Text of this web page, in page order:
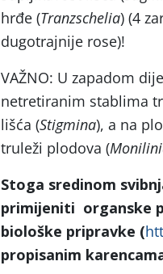
hrđe (Tranzschelia) (4
dugotrajnije rose)!
VAŽNO: U zapadom
netretiranim stablima
lišća (Stigmina), a na
truleži plodova (
Stoga sredinom
primijeniti organske
biološke pripravke (
propisanim